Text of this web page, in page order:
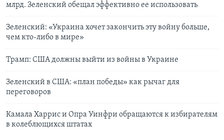
млрд. Зеленский обещал эффективно ее использовать
Зеленский: «Украина хочет закончить эту войну больше,
чем кто-либо в мире»
Трамп: США должны выйти из войны в Украине
Зеленский в США: «план победы» как рычаг для
переговоров
Камала Харрис и Опра Уинфри обращаются к избирателям
в колеблющихся штатах